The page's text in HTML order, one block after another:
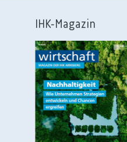
IHK-Magazin